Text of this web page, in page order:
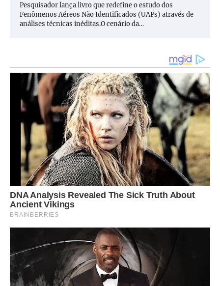
Pesquisador lança livro que redefine o estudo dos
Fenômenos Aéreos Não Identificados (UAPs) através de
análises técnicas inéditas.O cenário da…